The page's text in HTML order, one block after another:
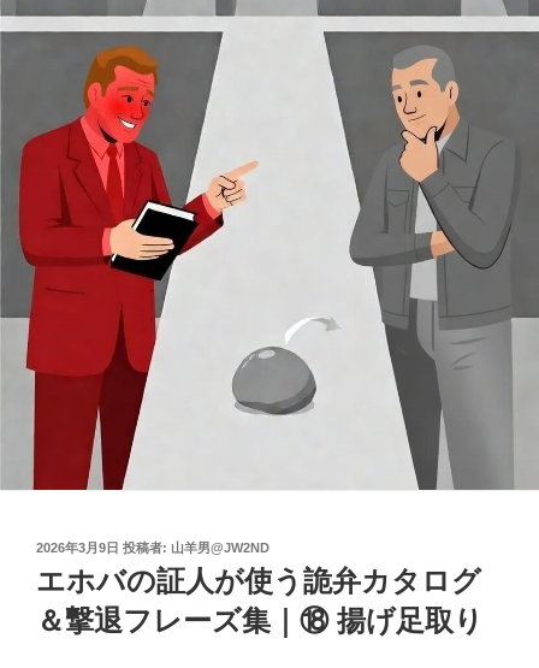
投
日:
2026年3月9日 投稿者: 山羊男@JW2ND
エホバの証人が使う詭弁カタログ
＆撃退フレーズ集｜⑱ 揚げ足取り